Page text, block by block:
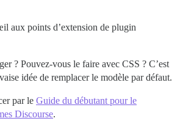
aux points d’extension de plugin
? Pouvez-vous le faire avec CSS ? C’est
idée de remplacer le modèle par défaut.
par le Guide du débutant pour le
Discourse.